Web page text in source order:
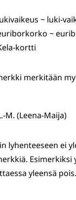
~ luki-
~
kortti
merkitään
M. (Leena-Maija)
lyhenteeseen ei
yleensä pois.